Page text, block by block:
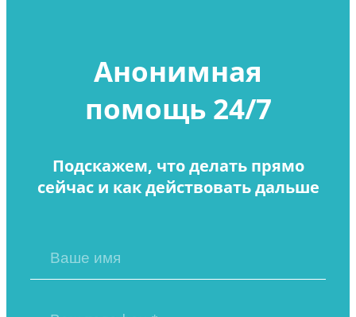
Анонимная
помощь 24/7
Подскажем, что делать прямо
сейчас и как действовать дальше